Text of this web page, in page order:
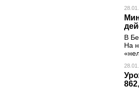
В
На